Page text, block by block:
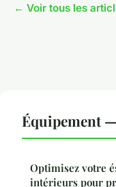
← Voir tous les
Équipement
Optimisez votre
intérieurs pour